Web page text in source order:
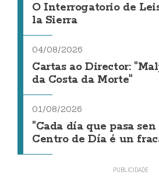
O Interrogatorio de Leis
la Sierra
04/08/2026
Cartas ao Director:
da Costa da Morte"
01/08/2026
"Cada día que pasa
Centro de Día é un